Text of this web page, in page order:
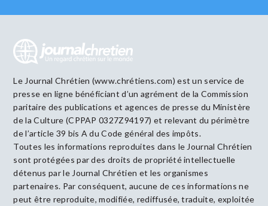
Le Journal Chrétien (www.chrétiens.com) est un service de
presse en ligne bénéficiant d’un agrément de la Commission
paritaire des publications et agences de presse du Ministère
de la Culture (CPPAP 0327Z94197) et relevant du périmètre
de l’article 39 bis A du Code général des impôts.
Toutes les informations reproduites dans le Journal Chrétien
sont protégées par des droits de propriété intellectuelle
détenus par le Journal Chrétien et les organismes
partenaires. Par conséquent, aucune de ces informations ne
peut être reproduite, modifiée, rediffusée, traduite, exploitée